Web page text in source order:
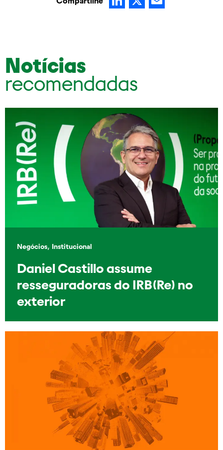
Notícias
recomendadas
Negócios, Institucional
Daniel Castillo assume
resseguradoras do IRB(Re) no
exterior